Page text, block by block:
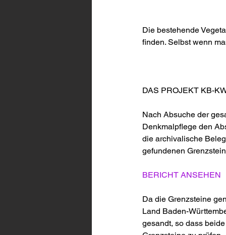
Die bestehende
finden. Selbst wenn
DAS PROJEKT KB-
Nach Absuche der
Denkmalpflege den
die archivalische
gefundenen
BERICHT ANSEHEN
Da die Grenzsteine
Land Baden-
gesandt, so dass